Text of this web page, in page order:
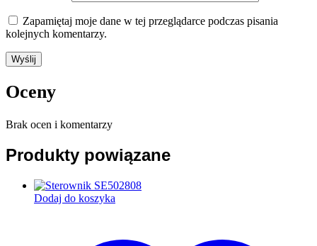
Zapamiętaj moje dane w tej przeglądarce podczas pisania
kolejnych komentarzy.
Oceny
Brak ocen i komentarzy
Produkty powiązane
Dodaj do koszyka